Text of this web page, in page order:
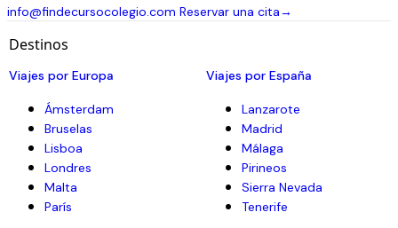
info@findecursocolegio.com Reservar una cita→
Destinos
Viajes por Europa
Ámsterdam
Bruselas
Lisboa
Londres
Malta
París
Viajes por España
Lanzarote
Madrid
Málaga
Pirineos
Sierra Nevada
Tenerife